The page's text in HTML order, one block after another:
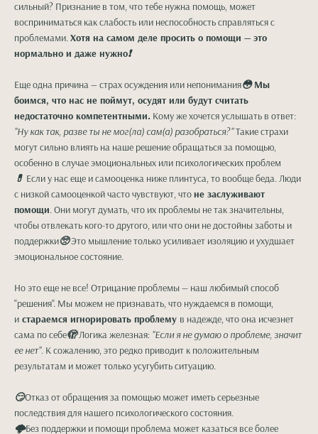
сильный? Признание в том, что тебе нужна помощь, может
восприниматься как слабость или неспособность справляться с
проблемами. Хотя на самом деле просить о помощи — это
нормально и даже нужно❗️
Еще одна причина — страх осуждения или непонимания😳 Мы
боимся, что нас не поймут, осудят или будут считать
недостаточно компетентными. Кому же хочется услышать в ответ:
"Ну как так, разве ты не мог(ла) сам(а) разобраться?"Такие страхи
могут сильно влиять на наше решение обращаться за помощью,
особенно в случае эмоциональных или психологических проблем
💊 Если у нас еще и самооценка ниже плинтуса, то вообще беда. Люди
с низкой самооценкой часто чувствуют, что не заслуживают
помощи. Они могут думать, что их проблемы не так значительны,
чтобы отвлекать кого-то другого, или что они не достойны заботы и
поддержки🥺Это мышление только усиливает изоляцию и ухудшает
эмоциональное состояние.
Но это еще не все! Отрицание проблемы — наш любимый способ
"решения". Мы можем не признавать, что нуждаемся в помощи,
и стараемся игнорировать проблему в надежде, что она исчезнет
сама по себе🫣Логика железная: "Если я не думаю о проблеме, значит
ее нет". К сожалению, это редко приводит к положительным
результатам и может только усугубить ситуацию.
😏Отказ от обращения за помощью может иметь серьезные
последствия для нашего психологического состояния.
🌩Без поддержки и помощи проблема может казаться все более